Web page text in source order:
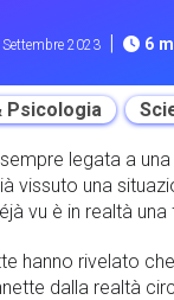
2023 | 6
Psicologia
legata a
vissuto una
vu è in realtà
hanno rivelato
dalla realtà